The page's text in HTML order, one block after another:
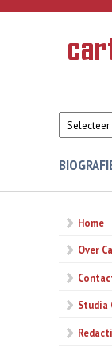
Overslaan en naar de
van de
Home
Over
Studia